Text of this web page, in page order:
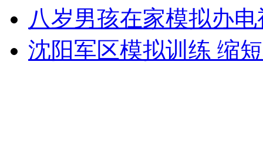
外交部：有关国家言论片面不公正
八岁男孩在家模拟办
沈阳军区模拟训练 缩